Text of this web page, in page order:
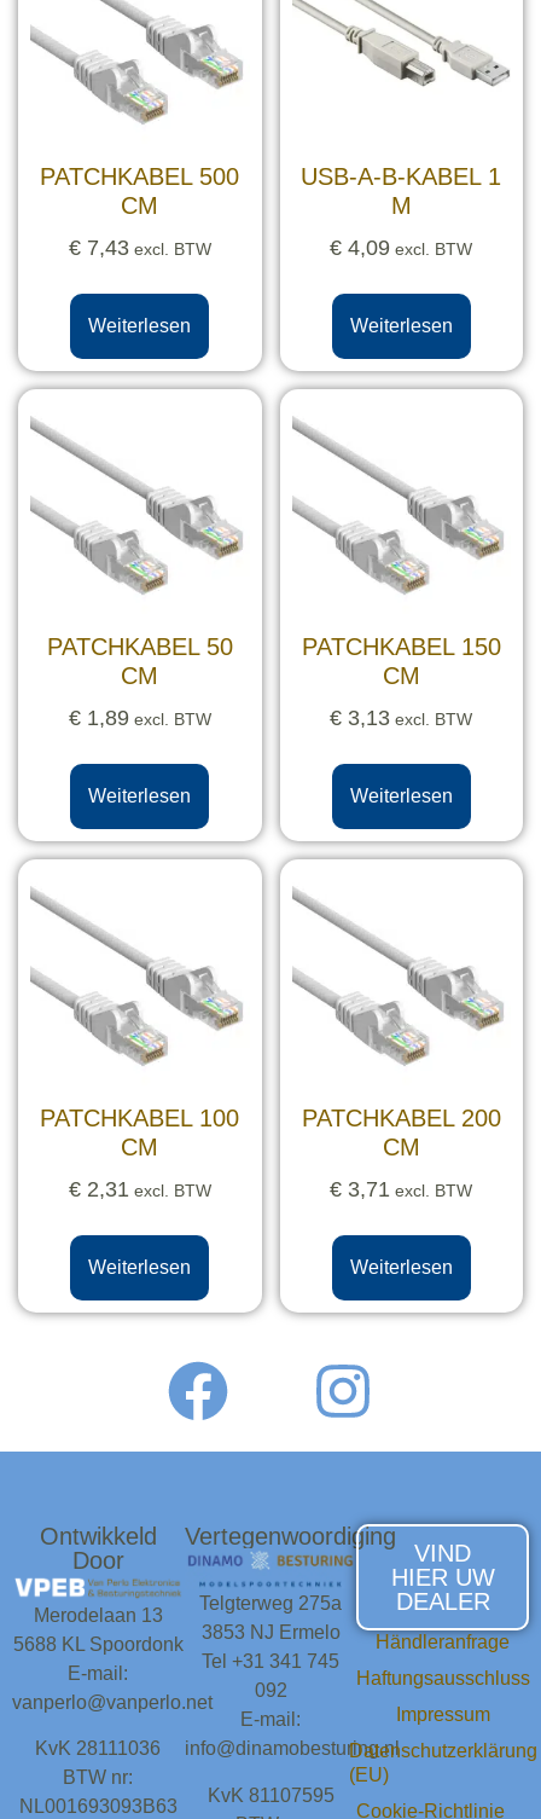
PATCHKABEL 500
CM
€7,43excl. BTW
Weiterlesen
USB-A-B-KABEL 1
M
€ 4,09 excl. BTW
Weiterlesen
PATCHKABEL 50
CM
€1,89excl. BTW
Weiterlesen
PATCHKABEL 150
CM
€ 3,13 excl. BTW
Weiterlesen
PATCHKABEL 100
CM
€2,31 excl. BTW
Weiterlesen
PATCHKABEL 200
CM
€ 3,71 excl. BTW
Weiterlesen
Ontwikkeld
Door
Merodelaan 13
5688 KL Spoordonk
E-mail:
vanperlo@vanperlo.net
KvK 28111036
BTW nr:
NL001693093B63
Vertegenwoordiging
Telgterweg 275a
3853 NJ Ermelo
Tel +31 341 745
092
E-mail:
info@dinamobesturing.nl
KvK 81107595
VIND
HIER UW
DEALER
Händleranfrage
Haftungsausschluss
Impressum
Datenschutzerklärung
(EU)
Cookie-Richtlinie